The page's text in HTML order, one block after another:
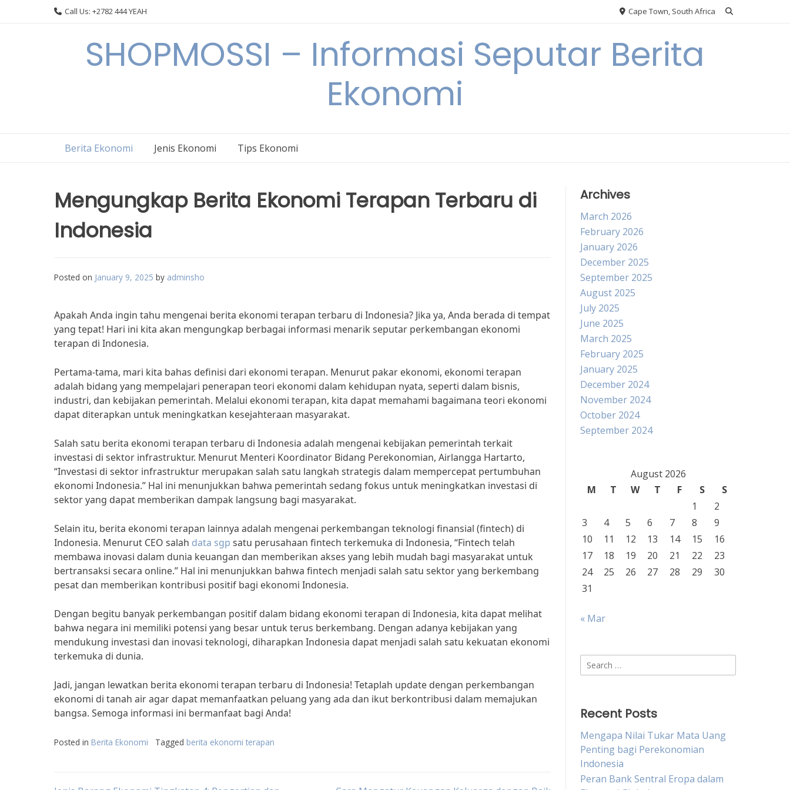
Call Us: +2782 444 YEAH Cape Town, South Africa
SHOPMOSSI – Informasi Seputar Berita
Ekonomi
Berita Ekonomi Jenis Ekonomi Tips Ekonomi
Mengungkap Berita Ekonomi Terapan Terbaru di
Indonesia
Posted on January 9, 2025 by adminsho
Apakah Anda ingin tahu mengenai berita ekonomi terapan terbaru di Indonesia? Jika ya, Anda berada di tempat
yang tepat! Hari ini kita akan mengungkap berbagai informasi menarik seputar perkembangan ekonomi
terapan di Indonesia.
Pertama-tama, mari kita bahas definisi dari ekonomi terapan. Menurut pakar ekonomi, ekonomi terapan
adalah bidang yang mempelajari penerapan teori ekonomi dalam kehidupan nyata, seperti dalam bisnis,
industri, dan kebijakan pemerintah. Melalui ekonomi terapan, kita dapat memahami bagaimana teori ekonomi
dapat diterapkan untuk meningkatkan kesejahteraan masyarakat.
Salah satu berita ekonomi terapan terbaru di Indonesia adalah mengenai kebijakan pemerintah terkait
investasi di sektor infrastruktur. Menurut Menteri Koordinator Bidang Perekonomian, Airlangga Hartarto,
“Investasi di sektor infrastruktur merupakan salah satu langkah strategis dalam mempercepat pertumbuhan
ekonomi Indonesia.” Hal ini menunjukkan bahwa pemerintah sedang fokus untuk meningkatkan investasi di
sektor yang dapat memberikan dampak langsung bagi masyarakat.
Selain itu, berita ekonomi terapan lainnya adalah mengenai perkembangan teknologi finansial (fintech) di
Indonesia. Menurut CEO salah data sgp satu perusahaan fintech terkemuka di Indonesia, “Fintech telah
membawa inovasi dalam dunia keuangan dan memberikan akses yang lebih mudah bagi masyarakat untuk
bertransaksi secara online.” Hal ini menunjukkan bahwa fintech menjadi salah satu sektor yang berkembang
pesat dan memberikan kontribusi positif bagi ekonomi Indonesia.
Dengan begitu banyak perkembangan positif dalam bidang ekonomi terapan di Indonesia, kita dapat melihat
bahwa negara ini memiliki potensi yang besar untuk terus berkembang. Dengan adanya kebijakan yang
mendukung investasi dan inovasi teknologi, diharapkan Indonesia dapat menjadi salah satu kekuatan ekonomi
terkemuka di dunia.
Jadi, jangan lewatkan berita ekonomi terapan terbaru di Indonesia! Tetaplah update dengan perkembangan
ekonomi di tanah air agar dapat memanfaatkan peluang yang ada dan ikut berkontribusi dalam memajukan
bangsa. Semoga informasi ini bermanfaat bagi Anda!
Posted in Berita Ekonomi Tagged berita ekonomi terapan
Archives
March 2026
February 2026
January 2026
December 2025
September 2025
August 2025
July 2025
June 2025
March 2025
February 2025
January 2025
December 2024
November 2024
October 2024
September 2024
August 2026
M
T W T F S
S
1
2
3
4 5 6 7 8
9
10
11 12 13 14 15
16
17
18 19 20 21 22
23
24
25 26 27 28 29
30
31
« Mar
Search
for:
Recent Posts
Mengapa Nilai Tukar Mata Uang
Penting bagi Perekonomian
Indonesia
Peran Bank Sentral Eropa dalam